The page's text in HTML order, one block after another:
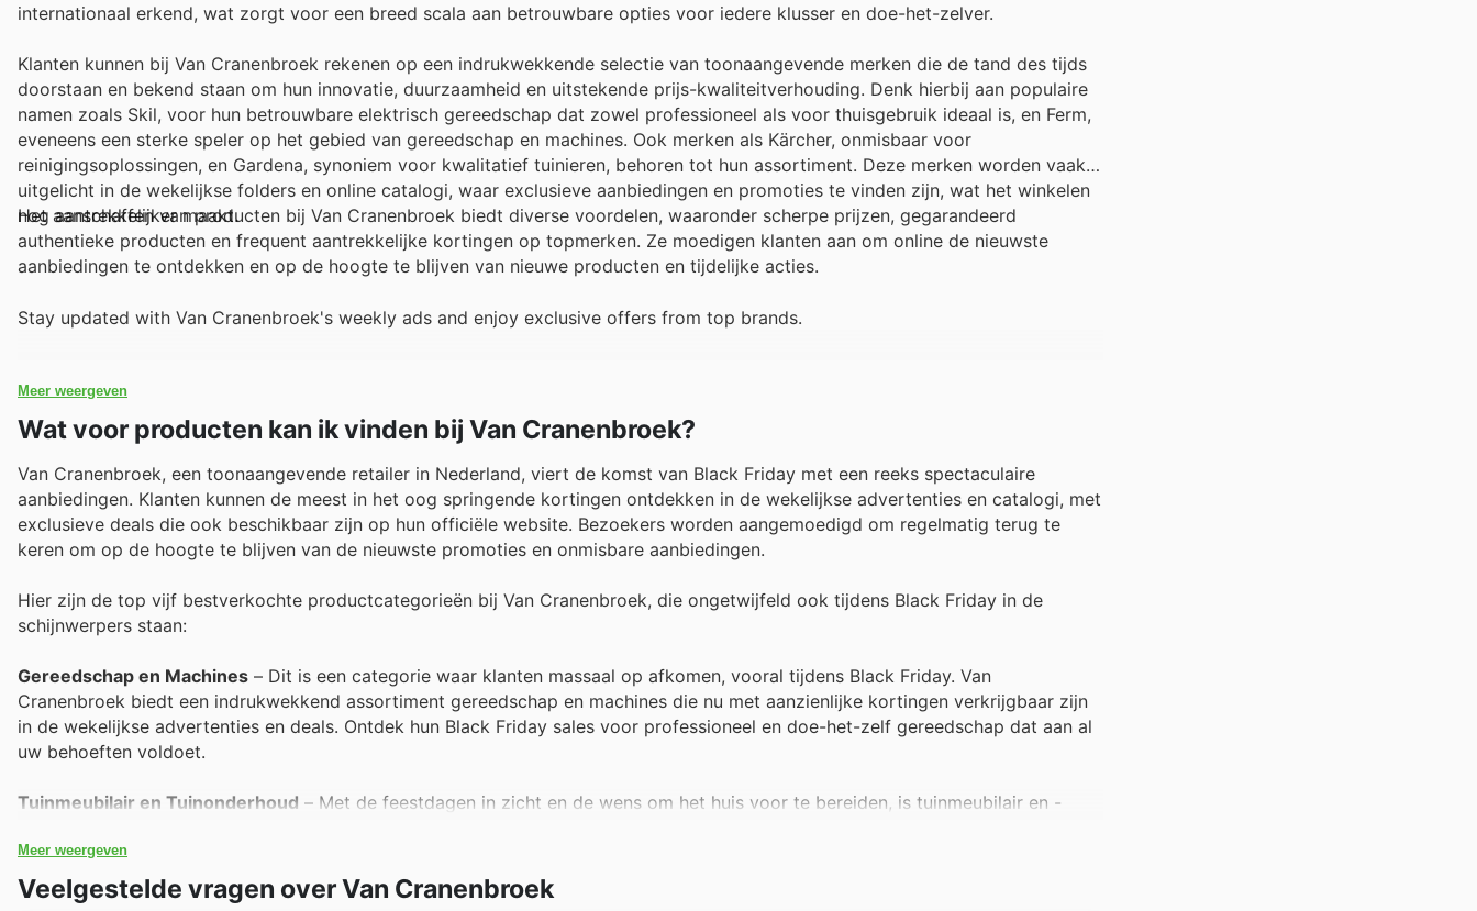
internationaal erkend, wat zorgt voor een breed scala aan betrouwbare opties voor iedere klusser en doe-het-zelver.
Klanten kunnen bij Van Cranenbroek rekenen op een indrukwekkende selectie van toonaangevende merken die de tand des tijds
doorstaan en bekend staan om hun innovatie, duurzaamheid en uitstekende prijs-kwaliteitverhouding. Denk hierbij aan populaire
namen zoals Skil, voor hun betrouwbare elektrisch gereedschap dat zowel professioneel als voor thuisgebruik ideaal is, en Ferm,
eveneens een sterke speler op het gebied van gereedschap en machines. Ook merken als Kärcher, onmisbaar voor
reinigingsoplossingen, en Gardena, synoniem voor kwalitatief tuinieren, behoren tot hun assortiment. Deze merken worden vaak
uitgelicht in de wekelijkse folders en online catalogi, waar exclusieve aanbiedingen en promoties te vinden zijn, wat het winkelen
nog aantrekkelijker maakt.
Het aanschaffen van producten bij Van Cranenbroek biedt diverse voordelen, waaronder scherpe prijzen, gegarandeerd
authentieke producten en frequent aantrekkelijke kortingen op topmerken. Ze moedigen klanten aan om online de nieuwste
aanbiedingen te ontdekken en op de hoogte te blijven van nieuwe producten en tijdelijke acties.
Stay updated with Van Cranenbroek's weekly ads and enjoy exclusive offers from top brands.
Meer weergeven
Wat voor producten kan ik vinden bij Van Cranenbroek?
Van Cranenbroek, een toonaangevende retailer in Nederland, viert de komst van Black Friday met een reeks spectaculaire
aanbiedingen. Klanten kunnen de meest in het oog springende kortingen ontdekken in de wekelijkse advertenties en catalogi, met
exclusieve deals die ook beschikbaar zijn op hun officiële website. Bezoekers worden aangemoedigd om regelmatig terug te
keren om op de hoogte te blijven van de nieuwste promoties en onmisbare aanbiedingen.
Hier zijn de top vijf bestverkochte productcategorieën bij Van Cranenbroek, die ongetwijfeld ook tijdens Black Friday in de
schijnwerpers staan:
Gereedschap en Machines – Dit is een categorie waar klanten massaal op afkomen, vooral tijdens Black Friday. Van
Cranenbroek biedt een indrukwekkend assortiment gereedschap en machines die nu met aanzienlijke kortingen verkrijgbaar zijn
in de wekelijkse advertenties en deals. Ontdek hun Black Friday sales voor professioneel en doe-het-zelf gereedschap dat aan al
uw behoeften voldoet.
Tuinmeubilair en Tuinonderhoud – Met de feestdagen in zicht en de wens om het huis voor te bereiden, is tuinmeubilair en -
op deze items, perfect voor Black Friday aankopen. Profiteer van de exclusieve deals op de website om uw tuin klaar te maken.
Verlichting en Elektronica– Klanten zoeken altijd naar slimme besparingen op verlichting en elektronica, en Black Friday is
Meer weergeven
Veelgestelde vragen over Van Cranenbroek